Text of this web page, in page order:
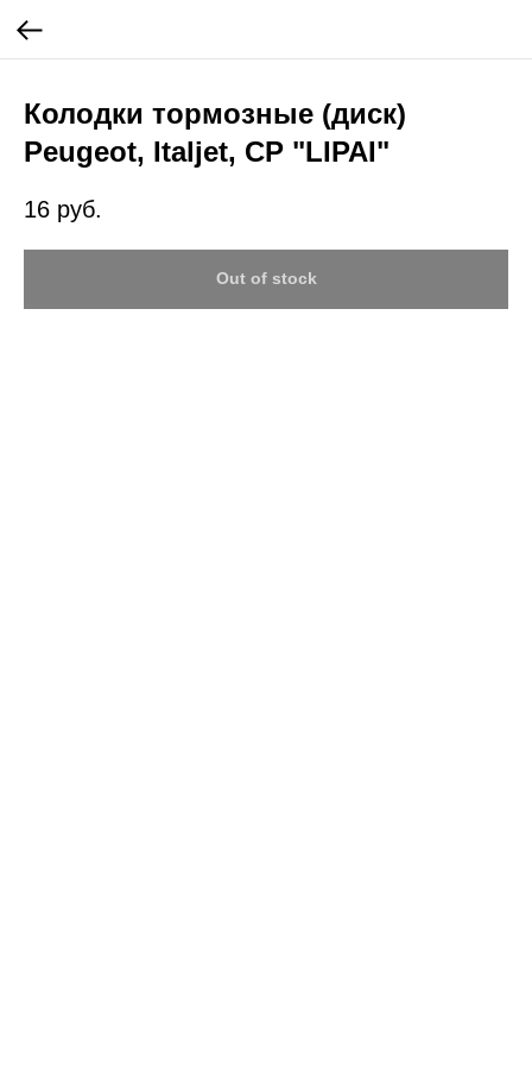
Колодки тормозные (диск)
Peugeot, Italjet, CP "LIPAI"
16 руб.
Out of stock